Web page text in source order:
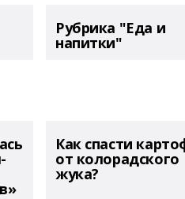
Рубрика "Еда и
напитки"
Как спасти
от колорадского
жука?